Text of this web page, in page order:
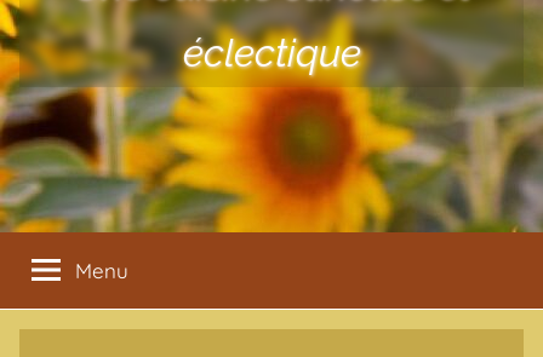
éclectique
Menu